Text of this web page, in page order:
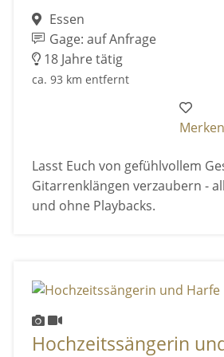
Essen
Gage: auf Anfrage
18 Jahre tätig
ca. 93 km entfernt
Merken
Lasst Euch von gefühlvollem
Gitarrenklängen verzaubern -
und ohne Playbacks.
Hochzeitssängerin